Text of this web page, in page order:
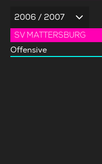
2006 / 2007
SV MATTERSBURG
Offensive